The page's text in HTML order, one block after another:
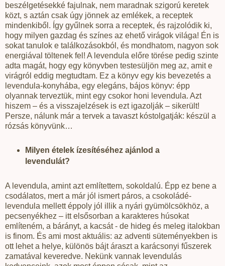
beszélgetésekké fajulnak, nem maradnak szigorú keretek
közt, s aztán csak úgy jönnek az emlékek, a receptek
mindenkiből. Így gyűlnek sorra a receptek, és rajzolódik ki,
hogy milyen gazdag és színes az ehető virágok világa! Én is
sokat tanulok e találkozásokból, és mondhatom, nagyon sok
energiával töltenek fel! A levendula előre törése pedig szinte
adta magát, hogy egy könyvben testesüljön meg az, amit e
virágról eddig megtudtam. Ez a könyv egy kis bevezetés a
levendula-konyhába, egy elegáns, bájos könyv: épp
olyannak terveztük, mint egy csokor honi levendula. Azt
hiszem – és a visszajelzések is ezt igazolják – sikerült!
Persze, nálunk már a tervek a tavaszt kóstolgatják: készül a
rózsás könyvünk…
Milyen ételek ízesítéséhez ajánlod a
levendulát?
A levendula, amint azt említettem, sokoldalú. Épp ez bene a
csodálatos, mert a már jól ismert páros, a csokoládé-
levendula mellett éppoly jól illik a nyári gyümölcsökhöz, a
pecsenyékhez – itt elsősorban a karakteres húsokat
említeném, a bárányt, a kacsát - de hideg és meleg italokban
is finom. És ami most aktuális: az adventi süteményekben is
ott lehet a helye, különös bájt áraszt a karácsonyi fűszerek
zamatával keveredve. Nekünk vannak levendulás